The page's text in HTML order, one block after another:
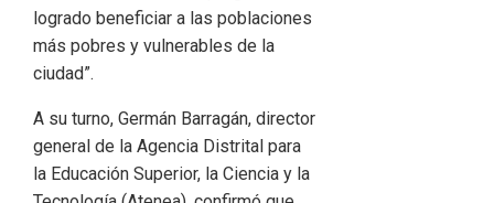
logrado beneficiar a las poblaciones
más pobres y vulnerables de la
ciudad”.
A su turno, Germán Barragán, director
general de la Agencia Distrital para
la Educación Superior, la Ciencia y la